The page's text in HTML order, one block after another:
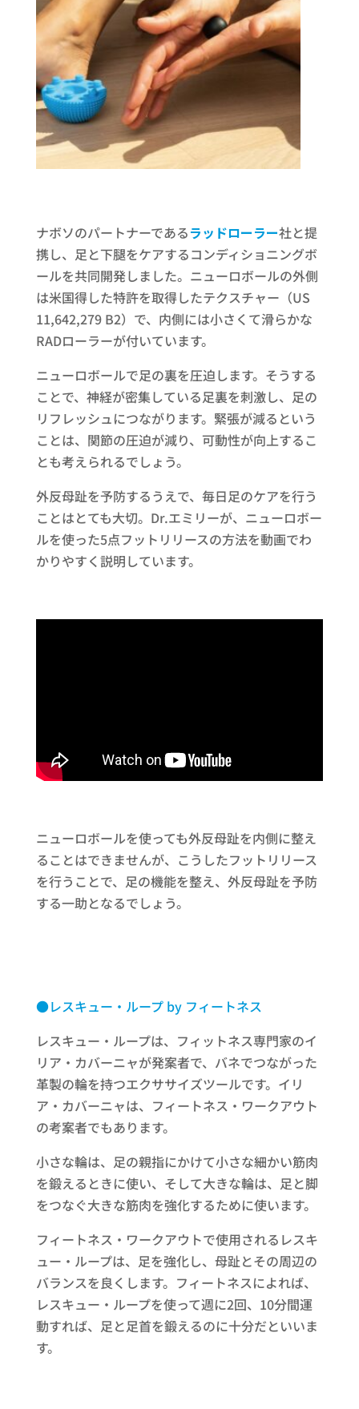
ナボソのパートナーであるラッドローラー社と提
携し、足と下腿をケアするコンディショニングボ
ールを共同開発しました。ニューロボールの外側
は米国得した特許を取得したテクスチャー（US
11,642,279 B2）で、内側には小さくて滑らかな
RADローラーが付いています。
ニューロボールで足の裏を圧迫します。そうする
ことで、神経が密集している足裏を刺激し、足の
リフレッシュにつながります。緊張が減るという
ことは、関節の圧迫が減り、可動性が向上するこ
とも考えられるでしょう。
外反母趾を予防するうえで、毎日足のケアを行う
ことはとても大切。Dr.エミリーが、ニューロボー
ルを使った5点フットリリースの方法を動画でわ
かりやすく説明しています。
ニューロボールを使っても外反母趾を内側に整え
ることはできませんが、こうしたフットリリース
を行うことで、足の機能を整え、外反母趾を予防
する一助となるでしょう。
●レスキュー・ループ by フィートネス
レスキュー・ループは、フィットネス専門家のイ
リア・カバーニャが発案者で、バネでつながった
革製の輪を持つエクササイズツールです。イリ
ア・カバーニャは、フィートネス・ワークアウト
の考案者でもあります。
小さな輪は、足の親指にかけて小さな細かい筋肉
を鍛えるときに使い、そして大きな輪は、足と脚
をつなぐ大きな筋肉を強化するために使います。
フィートネス・ワークアウトで使用されるレスキ
ュー・ループは、足を強化し、母趾とその周辺の
バランスを良くします。フィートネスによれば、
レスキュー・ループを使って週に2回、10分間運
動すれば、足と足首を鍛えるのに十分だといいま
す。